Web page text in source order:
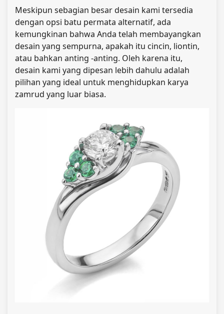
Meskipun sebagian besar desain kami tersedia
dengan opsi batu permata alternatif, ada
kemungkinan bahwa Anda telah membayangkan
desain yang sempurna, apakah itu cincin, liontin,
atau bahkan anting -anting. Oleh karena itu,
desain kami yang dipesan lebih dahulu adalah
pilihan yang ideal untuk menghidupkan karya
zamrud yang luar biasa.